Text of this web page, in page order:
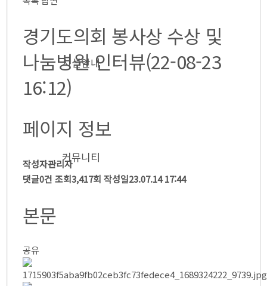
● 혈액투석
● 둘러보기
시설안내
● 참의원 둘러보기
커뮤니티
● 참의원 이야기
● 환우의 소리
● 온라인 상담
● 사회복지실
경기도의회 봉사상 수상 및
나눔병원 인터뷰(22-08-23
16:12)
페이지 정보
작성자관리자
댓글0건 조회3,417회 작성일23.07.14 17:44
본문
공유